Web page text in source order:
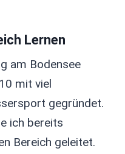
Lernen
am Bodensee
mit viel
gegründet.
ich bereits
Bereich geleitet.